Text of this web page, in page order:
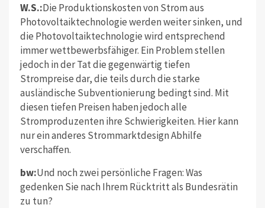
W.S.:Die Produktionskosten von Strom aus
Photovoltaiktechnologie werden weiter sinken, und
die Photovoltaiktechnologie wird entsprechend
immer wettbewerbsfähiger. Ein Problem stellen
jedoch in der Tat die gegenwärtig tiefen
Strompreise dar, die teils durch die starke
ausländische Subventionierung bedingt sind. Mit
diesen tiefen Preisen haben jedoch alle
Stromproduzenten ihre Schwierigkeiten. Hier kann
nur ein anderes Strommarktdesign Abhilfe
verschaffen.
bw:Und noch zwei persönliche Fragen: Was
gedenken Sie nach Ihrem Rücktritt als Bundesrätin
zu tun?